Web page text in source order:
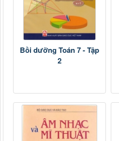
Bồi dưỡng Toán 7 - Tập
2